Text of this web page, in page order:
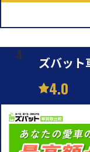
ズバット
4.0